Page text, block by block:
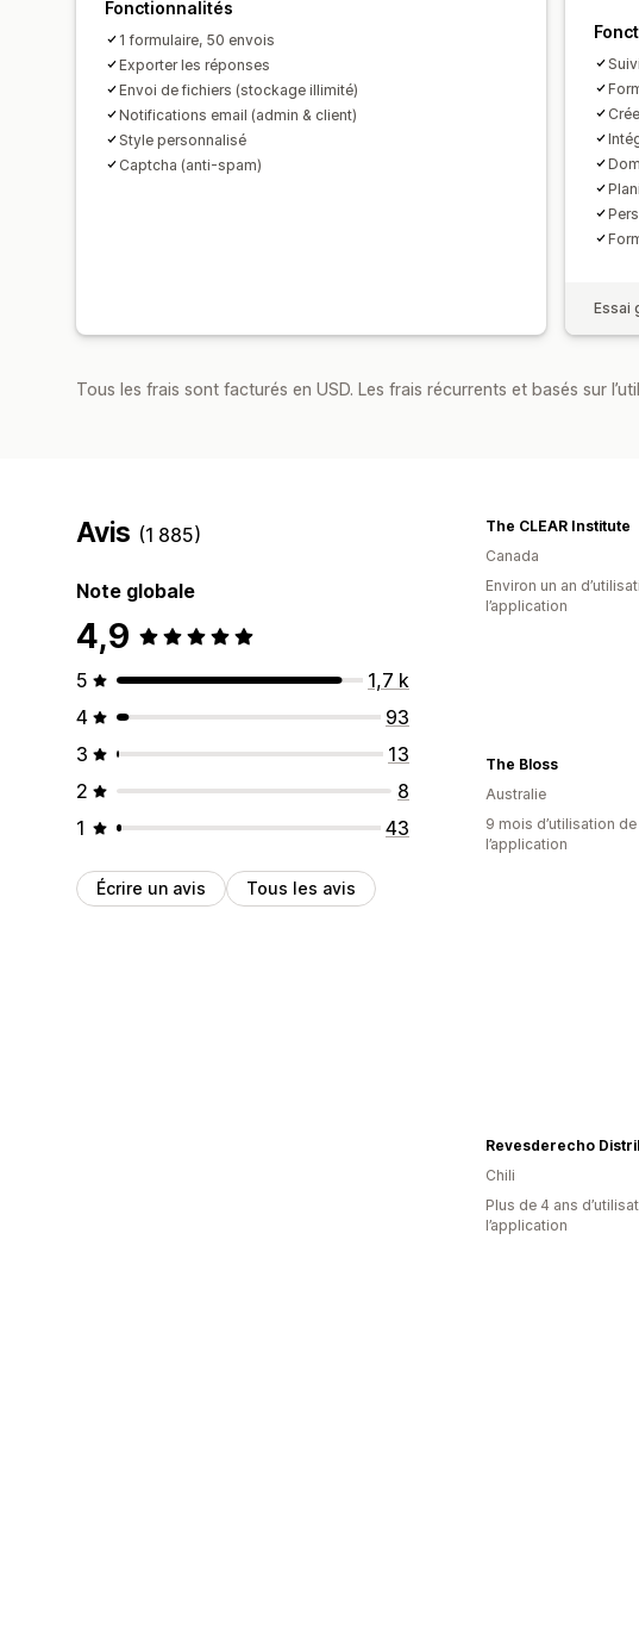
Fonctionnalités
1 formulaire, 50 envois
Exporter les réponses
Envoi de fichiers (stockage illimité)
Notifications email (admin & client)
Style personnalisé
Captcha (anti-spam)
Essai
Tous les frais sont facturés en USD. Les frais récurrents et basés sur
Avis (1 885)
Note globale
4,9
5
1,7 k
4
93
3
13
2
8
1
43
Écrire un avis Tous les avis
The CLEAR Institute
Canada
Environ un an
l’application
The Bloss
Australie
9 mois d’utilisation de
l’application
Chili
Plus de 4 ans
l’application